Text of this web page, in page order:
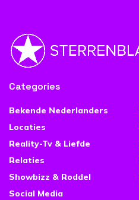
Categories
Bekende Nederlanders
Locaties
Reality-Tv & Liefde
Relaties
Showbizz & Roddel
Social Media